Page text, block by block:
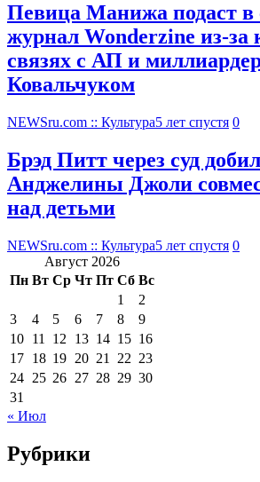
Певица Манижа подаст в
журнал Wonderzine из-за
связях с АП и
Ковальчуком
NEWSru.com :: Культура5 лет спустя 0
Брэд Питт через суд
Анджелины Джоли
над детьми
NEWSru.com :: Культура5 лет спустя 0
Август 2026
Пн Вт Ср Чт Пт Сб Вс
1
2
3
4 5 6 7 8
9
10 11 12 13 14 15 16
17 18 19 20 21 22 23
24 25 26 27 28 29 30
31
« Июл
Рубрики